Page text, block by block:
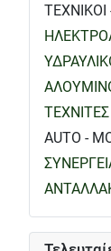
AUTO -